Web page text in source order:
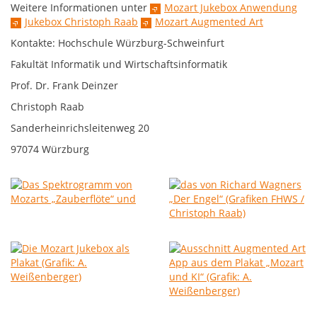
Weitere Informationen unter
Mozart Jukebox Anwendung
Jukebox Christoph Raab
Mozart Augmented Art
Kontakte: Hochschule Würzburg-Schweinfurt
Fakultät Informatik und Wirtschaftsinformatik
Prof. Dr. Frank Deinzer
Christoph Raab
Sanderheinrichsleitenweg 20
97074 Würzburg